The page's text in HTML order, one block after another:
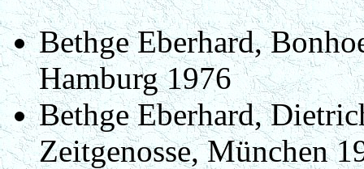
Bethge Eberhard,
Hamburg 1976
Bethge Eberhard,
Zeitgenosse, München